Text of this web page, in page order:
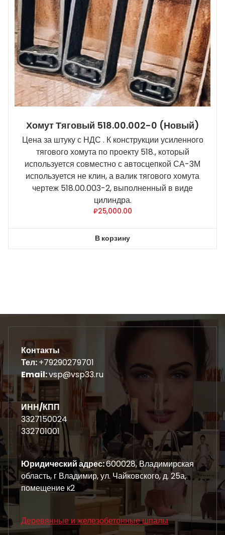
Хомут Тяговый 518.00.002-0 (новый)
Цена за штуку с НДС . К конструкции усиленного
тягового хомута по проекту 518., который
используется совместно с автосцепкой СА-3М
используется не клин, а валик тягового хомута
чертеж 518.00.003-2, выполненный в виде
цилиндра.
₽25,000.00
В корзину
Контакты
Тел:+79290279701
Email:vsp@vsp33.ru
ИНН/КПП
3327150024
332701001
Юридический адрес:600028, Владимирская
область, г Владимир, ул. Чайковского, д. 25а,
помещение к2
Деревянные и железобетонные шпалы